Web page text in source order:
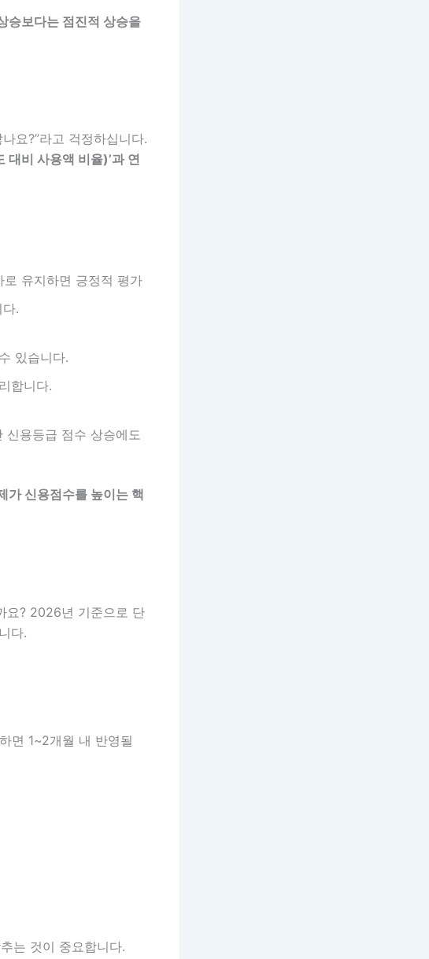
승보다는 점진적 상승을
요?”라고 걱정하십니다.
대비 사용액 비율)’과 연
유지하면 긍정적 평가
.
있습니다.
합니다.
용등급 점수 상승에도
가 신용점수를 높이는 핵
요? 2026년 기준으로 단
다.
면 1~2개월 내 반영될
는 것이 중요합니다.